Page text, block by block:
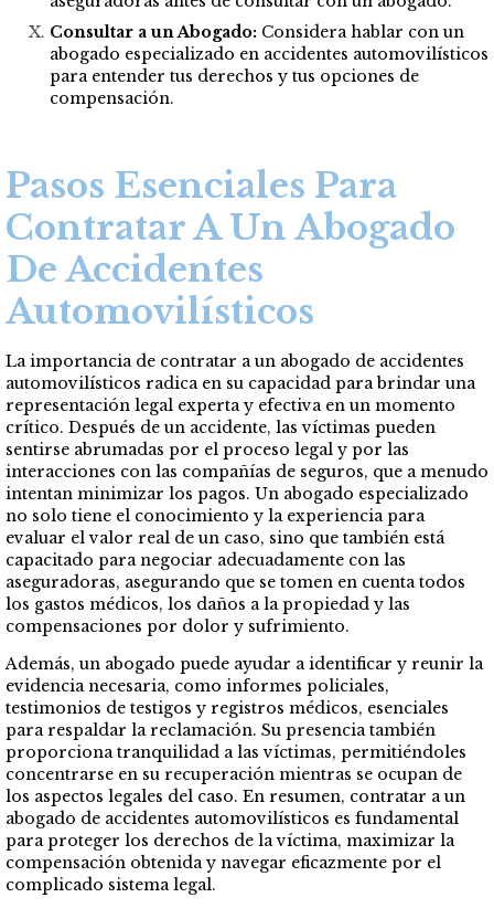
Consultar a un Abogado: Considera hablar con un
abogado especializado en accidentes automovilísticos
para entender tus derechos y tus opciones de
compensación.
Pasos Esenciales Para
Contratar A Un Abogado
De Accidentes
Automovilísticos
La importancia de contratar a un abogado de accidentes
automovilísticos radica en su capacidad para brindar una
representación legal experta y efectiva en un momento
crítico. Después de un accidente, las víctimas pueden
sentirse abrumadas por el proceso legal y por las
interacciones con las compañías de seguros, que a menudo
intentan minimizar los pagos. Un abogado especializado
no solo tiene el conocimiento y la experiencia para
evaluar el valor real de un caso, sino que también está
capacitado para negociar adecuadamente con las
aseguradoras, asegurando que se tomen en cuenta todos
los gastos médicos, los daños a la propiedad y las
compensaciones por dolor y sufrimiento.
Además, un abogado puede ayudar a identificar y reunir la
evidencia necesaria, como informes policiales,
testimonios de testigos y registros médicos, esenciales
para respaldar la reclamación. Su presencia también
proporciona tranquilidad a las víctimas, permitiéndoles
concentrarse en su recuperación mientras se ocupan de
los aspectos legales del caso. En resumen, contratar a un
abogado de accidentes automovilísticos es fundamental
para proteger los derechos de la víctima, maximizar la
compensación obtenida y navegar eficazmente por el
complicado sistema legal.